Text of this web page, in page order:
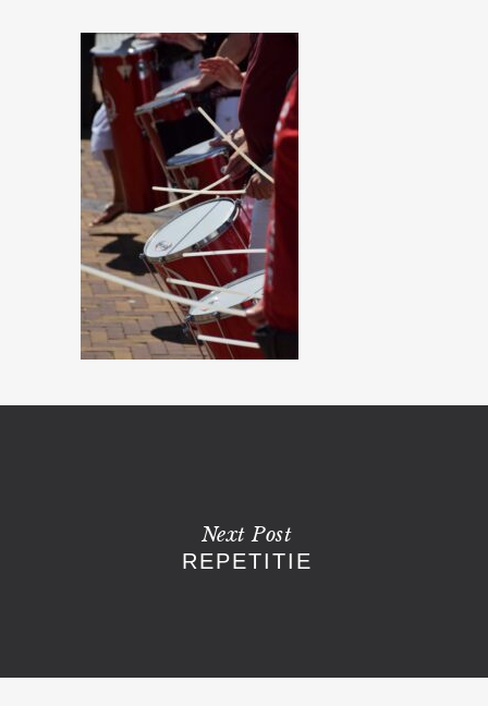
Next Post
REPETITIE